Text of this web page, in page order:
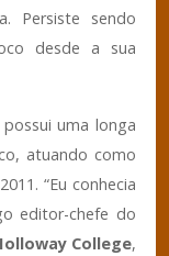
Persiste sendo
desde a sua
uma longa
atuando como
“Eu conhecia
editor-chefe do
College,